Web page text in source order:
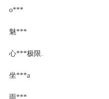
o***
魅***
心***极限.
坐***a
雨***